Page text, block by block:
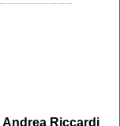
Andrea Riccardi